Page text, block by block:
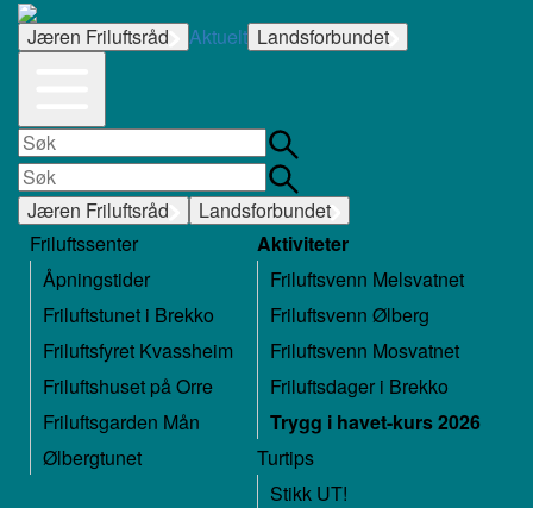
Jæren Friluftsråd Aktuelt Landsforbundet
Jæren Friluftsråd
Landsforbundet
Friluftssenter
Åpningstider
Friluftstunet i Brekko
Friluftsfyret Kvassheim
Friluftshuset på Orre
Friluftsgarden Mån
Ølbergtunet
Aktiviteter
Friluftsvenn Melsvatnet
Friluftsvenn Ølberg
Friluftsvenn Mosvatnet
Friluftsdager i Brekko
Trygg i havet-kurs 2026
Turtips
Stikk UT!